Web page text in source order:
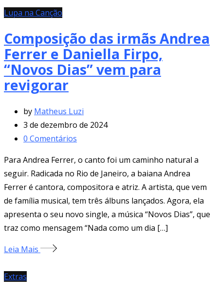
Lupa na Canção
Composição das irmãs Andrea
Ferrer e Daniella Firpo,
“Novos Dias” vem para
revigorar
by Matheus Luzi
3 de dezembro de 2024
0 Comentários
Para Andrea Ferrer, o canto foi um caminho natural a
seguir. Radicada no Rio de Janeiro, a baiana Andrea
Ferrer é cantora, compositora e atriz. A artista, que vem
de família musical, tem três álbuns lançados. Agora, ela
apresenta o seu novo single, a música “Novos Dias”, que
traz como mensagem “Nada como um dia […]
Leia Mais
Extras